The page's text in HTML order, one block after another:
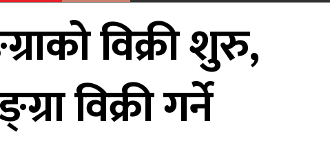
विक्री शुरु,
विक्री गर्ने